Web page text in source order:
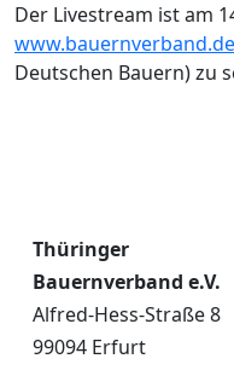
Der Livestream ist am
www.bauernverband.de
Deutschen Bauern) zu
Thüringer
Bauernverband e.V.
Alfred-Hess-Straße 8
99094 Erfurt